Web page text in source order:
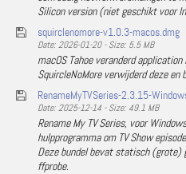
Silicon version (niet geschikt voor
squirclenomore-v1.0.3-macos.dmg
Date: 2026-01-20 - Size: 5.5 MB
macOS Tahoe veranderd
SquircleNoMore verwijderd deze
RenameMyTVSeries-2.3.15-
Date: 2025-12-14 - Size: 49.1 MB
Rename My TV Series, voor
hulpprogramma om TV Show
Deze bundel bevat statisch (grote)
ffprobe.